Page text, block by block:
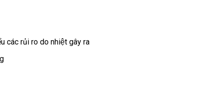
các rủi ro do nhiệt gây ra